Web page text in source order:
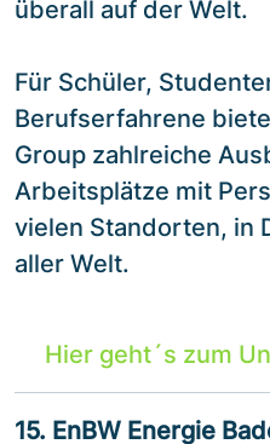
überall auf der Welt.
Für Schüler,
Berufserfahrene
Group zahlreiche
Arbeitsplätze mit
vielen Standorten, in
aller Welt.
Hier geht´s zum
15. EnBW Energie